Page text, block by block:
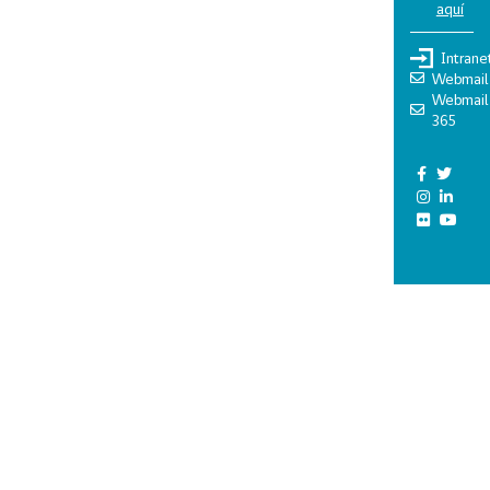
aquí
Webmail
Webmail
365